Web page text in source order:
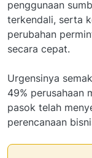
penggunaan
terkendali, serta
perubahan
secara cepat.
Urgensinya
49% perusahaan
pasok telah
perencanaan